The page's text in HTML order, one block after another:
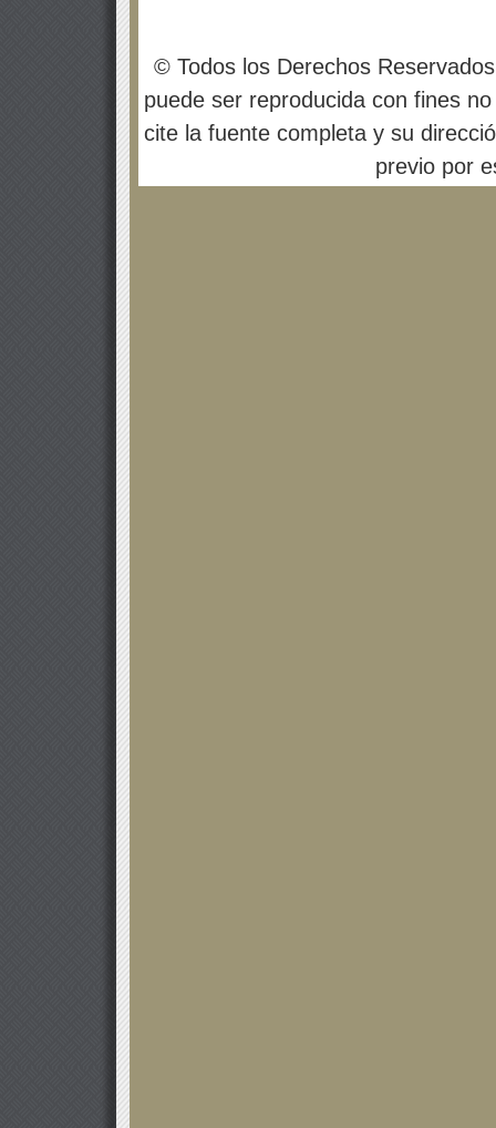
© Todos los Derechos
puede ser reproducida con fines
cite la fuente completa y su
previo por